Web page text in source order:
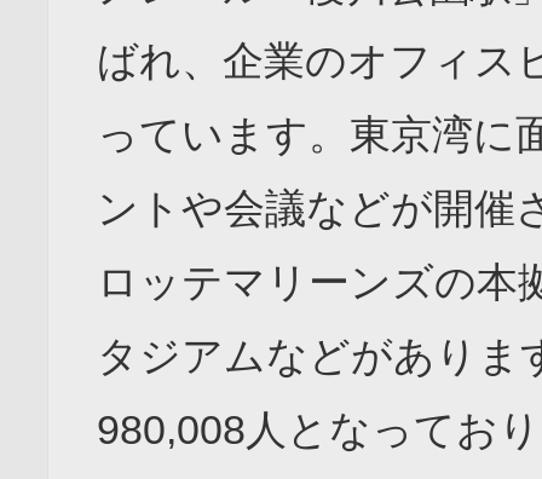
ばれ、企業のオフィス
っています。東京湾に
ントや会議などが開催
ロッテマリーンズの本
タジアムなどがありま
980,008人となってお